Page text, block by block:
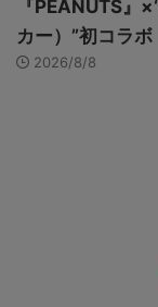
『PEANUTS』
カー）”初コラボ
2026/8/8